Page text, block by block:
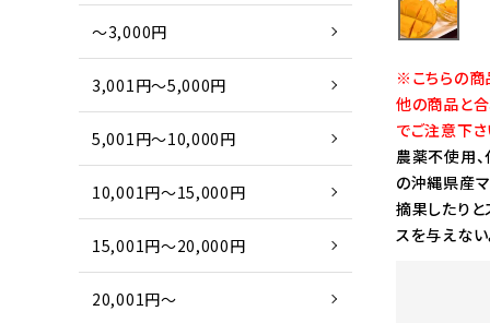
～3,000円
3,001円～5,000円
5,001円～10,000円
10,001円～15,000円
15,001円～20,000円
20,001円～
※こちらの商
他の商品と
でご注意下さ
農薬不使用
の沖縄県産マ
摘果したりと
スを与えない